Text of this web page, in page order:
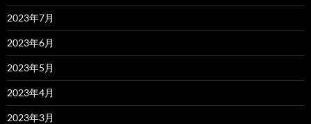
2023年7月
2023年6月
2023年5月
2023年4月
2023年3月